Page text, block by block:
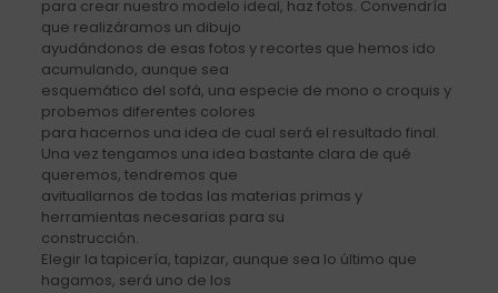
para crear nuestro modelo ideal, haz fotos. Convendría
que realizáramos un dibujo
ayudándonos de esas fotos y recortes que hemos ido
acumulando, aunque sea
esquemático del sofá, una especie de mono o croquis y
probemos diferentes colores
para hacernos una idea de cual será el resultado final.
Una vez tengamos una idea bastante clara de qué
queremos, tendremos que
avituallarnos de todas las materias primas y
herramientas necesarias para su
construcción.
Elegir la tapicería, tapizar, aunque sea lo último que
hagamos, será uno de los